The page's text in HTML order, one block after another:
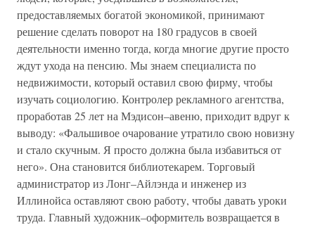
предоставляемых богатой экономикой, принимают
решение сделать поворот на 180 градусов в своей
деятельности именно тогда, когда многие другие просто
ждут ухода на пенсию. Мы знаем специалиста по
недвижимости, который оставил свою фирму, чтобы
изучать социологию. Контролер рекламного агентства,
проработав 25 лет на Мэдисон–авеню, приходит вдруг к
выводу: «Фальшивое очарование утратило свою новизну
и стало скучным. Я просто должна была избавиться от
него». Она становится библиотекарем. Торговый
администратор из Лонг–Айлэнда и инженер из
Иллинойса оставляют свою работу, чтобы давать уроки
труда. Главный художник–оформитель возвращается в